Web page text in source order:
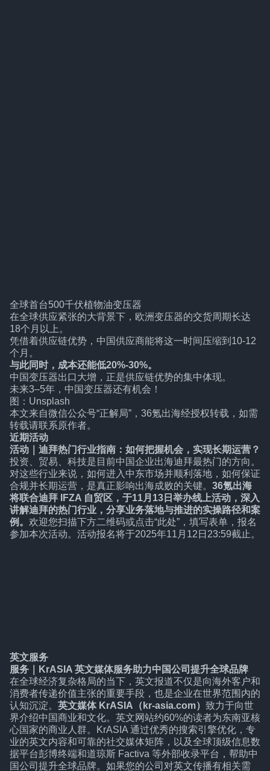
全球首台500千伏植物油变压器
在全球供应紧张的大背景下，欧洲变压器的交货周期长达
18个月以上。
凭借着供应链优势，中国供应商能将这一时间压缩到10-12
个月。
与此同时，成本还能低20%-30%。
中国变压器出口大增，正是供应链优势的集中体现。
未来3–5年，中国变压器还有机会！
图：Unsplash
本文来自微信公众号“正解局” ，36氪出海经授权转载，如需
转载请联系原作者。
近期活动
活动｜迪拜热门行业指南：如何把握机会，实现长期运营？
投资、贸易、科技是目前中国企业出海迪拜最热门的方向。
对这些行业来说，如何进入中东市场并顺利落地，如何保证
合规并长期运营，是真正影响出海成败的关键。 36氪出海
将联合迪拜 IFZA 自贸区，于11月13日举办线上活动，深入
讲解迪拜的热门行业，分享业务落地与推进的实操路径和案
例。 欢迎您扫描下方二维码或点击“此处” ，填写表单，报名
参加本次活动。活动报名将于2025年11月12日23:59截止。
英文服务
服务
KrASIA 英文媒体服务助力中国公司提升全球品牌
在全球经济复杂格局的当下，英文报道不仅是向海外客户和
消费者传递价值主张的重要手段，也是企业在世界范围内的
认知沉淀。 英文媒体 KrASIA（kr-asia.com） 致力于向世
界介绍中国商业和文化。英文网站约60%的读者为东南亚核
心国家的商业人群。KrASIA 通过优秀的搜索引擎优化，专
业的英文内容和可靠的社交媒体矩阵，以及全球顶级信息数
据平台彭博终端和道琼斯 Factiva 等外部收录平台，帮助中
国公司提升全球品牌。如果您的公司对英文传播有相关需